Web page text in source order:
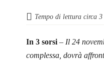
Tempo di lettura circa 3
In 3 sorsi – Il 24
complessa, dovrà